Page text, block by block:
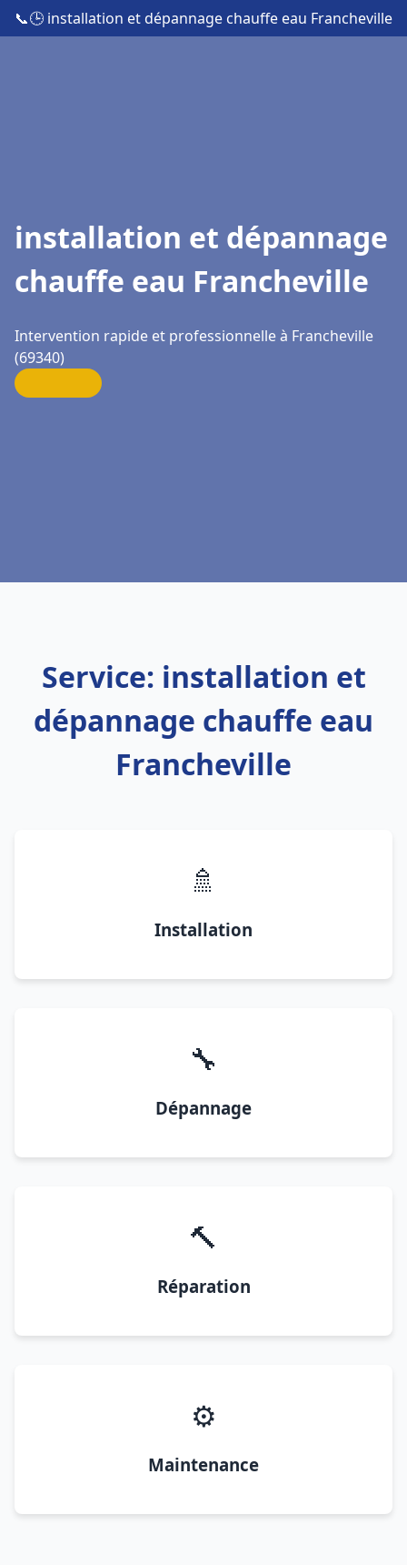
📞🕒 installation et dépannage chauffe eau Francheville
installation et dépannage
chauffe eau Francheville
Intervention rapide et professionnelle à Francheville
(69340)
Service: installation et
dépannage chauffe eau
Francheville
🚿
Installation
🔧
Dépannage
🔨
Réparation
⚙️
Maintenance